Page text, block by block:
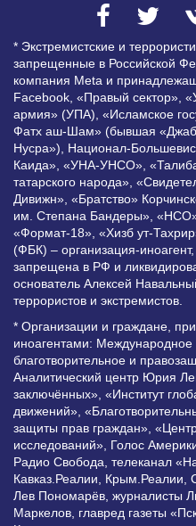
* Экстремистские и
запрещенные в Российской
компания Meta и
Facebook, «Правый сектор»,
армия» (УПА), «Исламское
Фатх аш-Шам» (бывшая
Нусра»), Национал-
Каида», «УНА-УНСО»,
татарского народа»,
Дивижн», «Братство»
им. Степана Бандеры»,
«Формат-18», «Хизб ут-
(ФБК) – организация-
запрещена в РФ и
основатель Алексей
террористов и экстремистов.
* Организации и граждане,
иноагентами: Международное
благотворительное и
Аналитический центр Юрия
заключённых», «Институт
движений»,
защиты прав граждан»,
исследований», Голос
Радио Свобода, телеканал
Кавказ.Реалии, Крым.Реалии,
Лев Пономарёв, журналисты
Маркелов, главред газеты